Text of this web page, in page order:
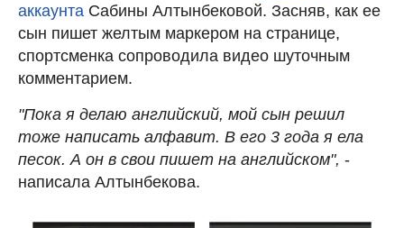
аккаунта Сабины Алтынбековой. Засняв, как ее
сын пишет желтым маркером на странице,
спортсменка сопроводила видео шуточным
комментарием.
"Пока я делаю английский, мой сын решил
тоже написать алфавит. В его 3 года я ела
песок. А он в свои пишет на английском", -
написала Алтынбекова.